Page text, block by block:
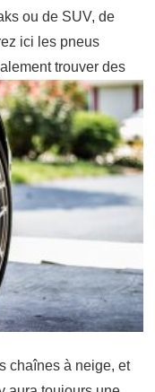
ou de SUV, de
ici les pneus
trouver des
chaînes à neige, et